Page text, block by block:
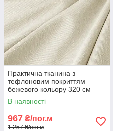
Практична тканина з
тефлоновим покриттям
бежевого кольору 320 см
Туреччина для подушок та
чохлів
В наявності
967 ₴/пог.м
1 257 ₴/пог.м